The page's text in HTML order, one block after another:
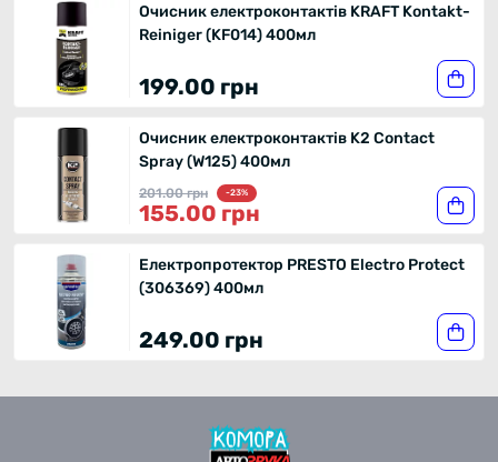
Очисник електроконтактів KRAFT Kontakt-
Reiniger (KF014) 400мл
199.00 грн
Очисник електроконтактів K2 Contact
Spray (W125) 400мл
201.00 грн -23%
155.00 грн
Електропротектор PRESTO Electro Protect
(306369) 400мл
249.00 грн